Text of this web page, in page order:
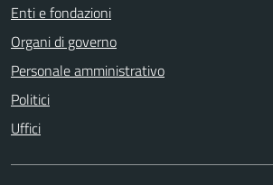
Enti e fondazioni
Organi di governo
Personale amministrativo
Politici
Uffici